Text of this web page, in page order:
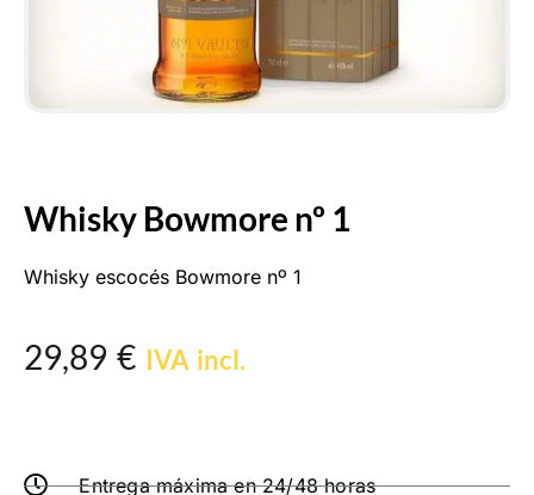
Whisky Bowmore nº 1
Whisky escocés Bowmore nº 1
29,89 € IVA incl.
Entrega máxima en 24/48 horas